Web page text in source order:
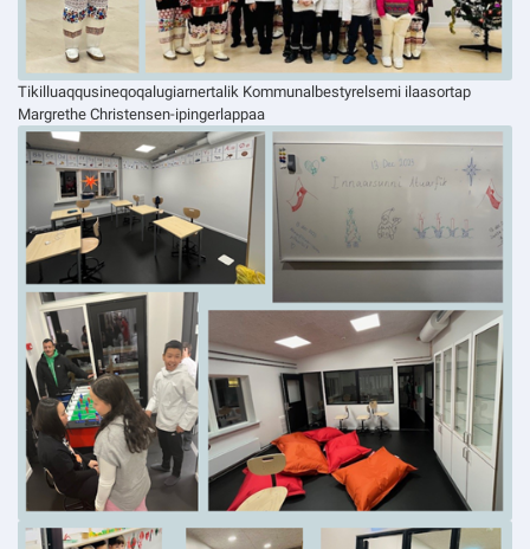
Tikilluaqqusineqoqalugiarnertalik Kommunalbestyrelsemi ilaasortap
Margrethe Christensen-ipingerlappaa